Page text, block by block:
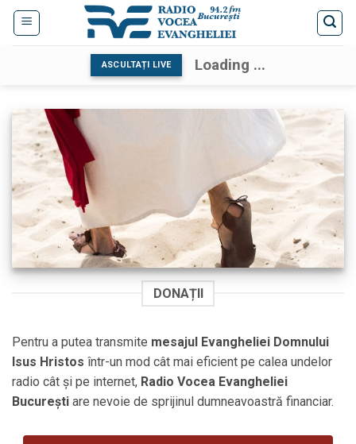
Skip
ASCULTAȚI LIVE Loading ...
DONAȚII
Pentru a putea transmite mesajul Evangheliei Domnului
Isus Hristos într-un mod cât mai eficient pe calea undelor
radio cât și pe internet, Radio Vocea Evangheliei
București are nevoie de sprijinul dumneavoastră financiar.